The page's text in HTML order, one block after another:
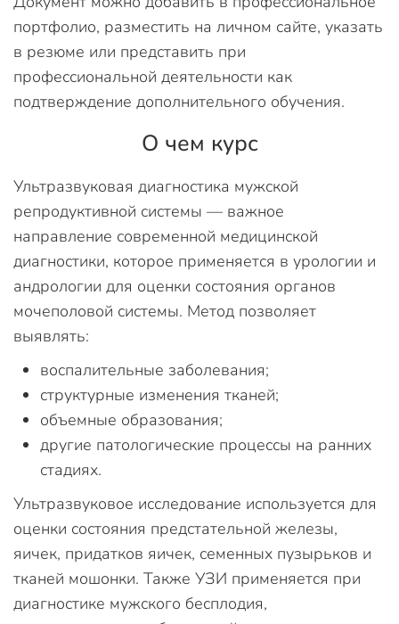
портфолио, разместить на личном сайте, указать
в резюме или представить при
профессиональной деятельности как
подтверждение дополнительного обучения.
О чем курс
Ультразвуковая диагностика мужской
репродуктивной системы — важное
направление современной медицинской
диагностики, которое применяется в урологии и
андрологии для оценки состояния органов
мочеполовой системы. Метод позволяет
выявлять:
воспалительные заболевания;
структурные изменения тканей;
объемные образования;
другие патологические процессы на ранних
стадиях.
Ультразвуковое исследование используется для
оценки состояния предстательной железы,
яичек, придатков яичек, семенных пузырьков и
тканей мошонки. Также УЗИ применяется при
диагностике мужского бесплодия,